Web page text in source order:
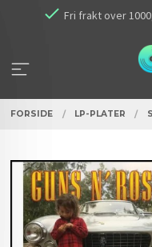
Fri frakt over
FORSIDE LP-PLATER